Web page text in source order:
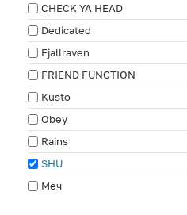
CHECK YA HEAD
Dedicated
Fjallraven
FRIEND FUNCTION
Kusto
Obey
Rains
SHU
Меч